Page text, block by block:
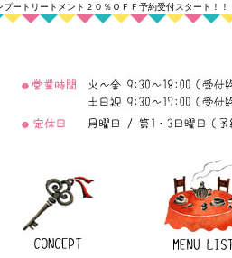
プートリートメント２０％ＯＦＦ予約受付スタート！！